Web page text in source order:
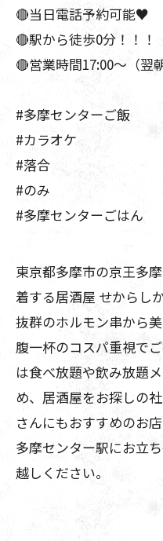
🔴当日電話予約可能♥
🔴駅から徒歩0分！！！
🔴営業時間17:00～（翌
#多摩センターご飯
#カラオケ
#落合
#のみ
#多摩センターごはん
東京都多摩市の京王多
着する居酒屋 せからし
抜群のホルモン串から
腹一杯のコスパ重視で
は食べ放題や飲み放題
め、居酒屋をお探しの
さんにもおすすめのお
多摩センター駅にお立
越しください。